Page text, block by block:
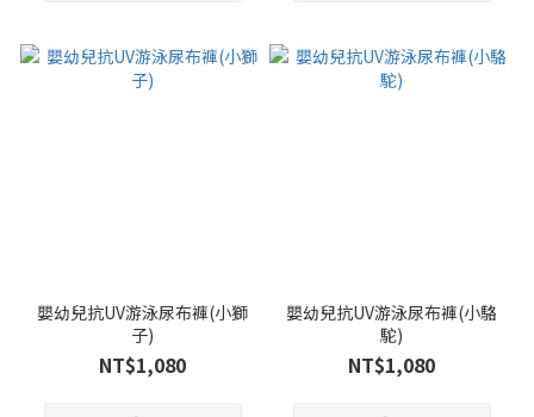
嬰幼兒抗UV游泳尿布褲(小獅
子)
NT$1,080
嬰幼兒抗UV游泳尿布褲(小駱
駝)
NT$1,080